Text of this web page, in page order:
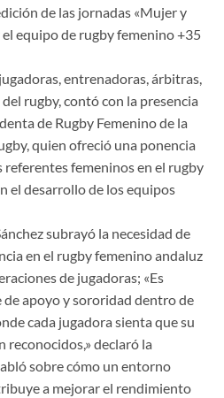
de las jornadas «Mujer y
equipo de rugby femenino +35
entrenadoras, árbitras,
rugby, contó con la presencia
de Rugby Femenino de la
quien ofreció una ponencia
femeninos en el rugby
el desarrollo de los equipos
subrayó la necesidad de
en el rugby femenino andaluz
de jugadoras; «Es
de apoyo y sororidad dentro de
cada jugadora sienta que su
reconocidos,» declaró la
sobre cómo un entorno
a mejorar el rendimiento